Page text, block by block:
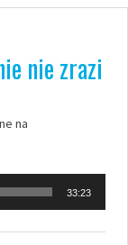
nie zrazi
na
33:23